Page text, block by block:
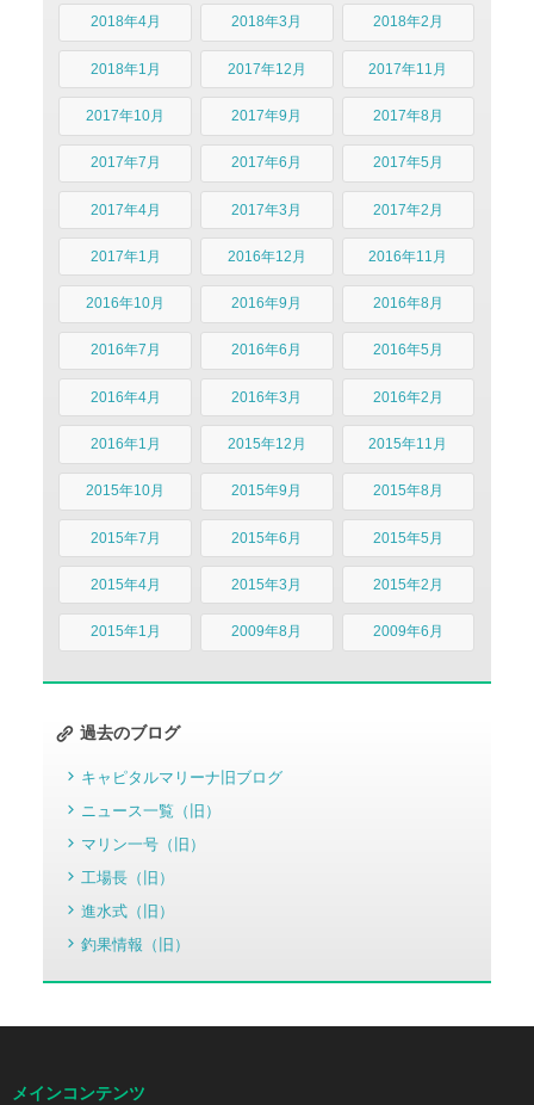
2018年4月 2018年3月 2018年2月
2018年1月 2017年12月 2017年11月
2017年10月 2017年9月 2017年8月
2017年7月 2017年6月 2017年5月
2017年4月 2017年3月 2017年2月
2017年1月 2016年12月 2016年11月
2016年10月 2016年9月 2016年8月
2016年7月 2016年6月 2016年5月
2016年4月 2016年3月 2016年2月
2016年1月 2015年12月 2015年11月
2015年10月 2015年9月 2015年8月
2015年7月 2015年6月 2015年5月
2015年4月 2015年3月 2015年2月
2015年1月 2009年8月 2009年6月
過去のブログ
キャピタルマリーナ旧ブログ
ニュース一覧（旧）
マリン一号（旧）
工場長（旧）
進水式（旧）
釣果情報（旧）
メインコンテンツ